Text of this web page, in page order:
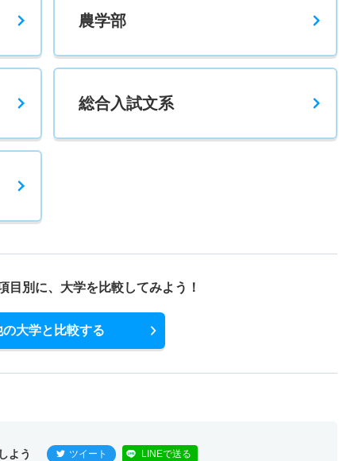
農学部
総合入試文系
目別に、 大学を比較してみよう！
の大学と比較する
よう ツイート LINEで送る